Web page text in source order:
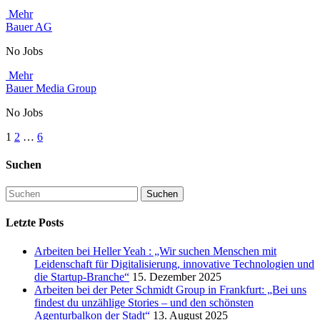
Mehr
Bauer AG
No Jobs
Mehr
Bauer Media Group
No Jobs
1 2 … 6
Suchen
Letzte Posts
Arbeiten bei Heller Yeah : „Wir suchen Menschen mit
Leidenschaft für Digitalisierung, innovative Technologien und
die Startup-Branche“ 15. Dezember 2025
Arbeiten bei der Peter Schmidt Group in Frankfurt: „Bei uns
findest du unzählige Stories – und den schönsten
Agenturbalkon der Stadt“ 13. August 2025